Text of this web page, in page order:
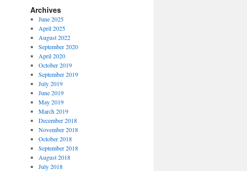
Archives
June 2025
April 2025
August 2022
September 2020
April 2020
October 2019
September 2019
July 2019
June 2019
May 2019
March 2019
December 2018
November 2018
October 2018
September 2018
August 2018
July 2018